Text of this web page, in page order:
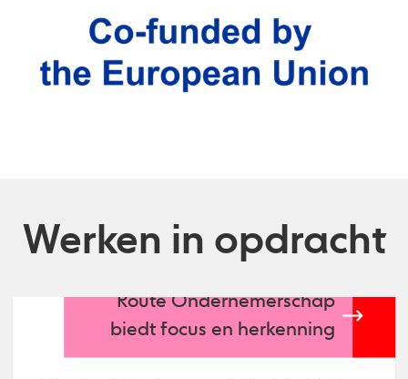
Werken in opdracht
Route Ondernemerschap
biedt focus en herkenning